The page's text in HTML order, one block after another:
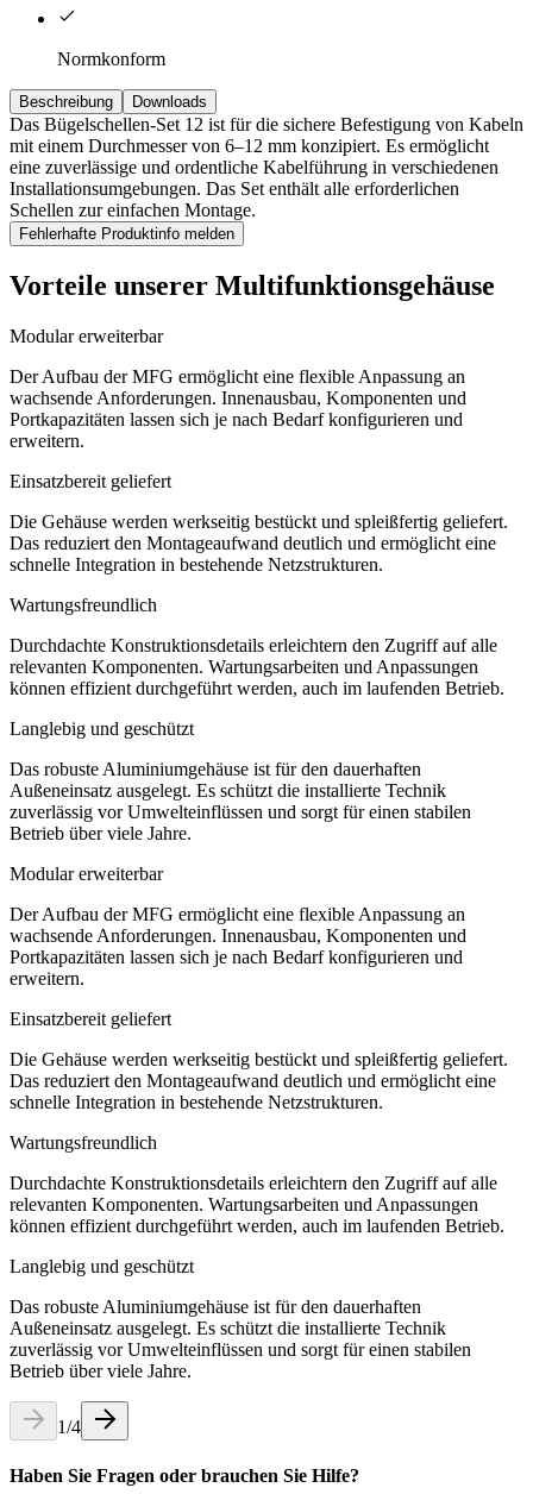
Normkonform
Beschreibung Downloads
Das Bügelschellen-Set 12 ist für die sichere Befestigung von Kabeln
mit einem Durchmesser von 6–12 mm konzipiert. Es ermöglicht
eine zuverlässige und ordentliche Kabelführung in verschiedenen
Installationsumgebungen. Das Set enthält alle erforderlichen
Schellen zur einfachen Montage.
Fehlerhafte Produktinfo melden
Vorteile unserer Multifunktionsgehäuse
Modular erweiterbar
Der Aufbau der MFG ermöglicht eine flexible Anpassung an
wachsende Anforderungen. Innenausbau, Komponenten und
Portkapazitäten lassen sich je nach Bedarf konfigurieren und
erweitern.
Einsatzbereit geliefert
Die Gehäuse werden werkseitig bestückt und spleißfertig geliefert.
Das reduziert den Montageaufwand deutlich und ermöglicht eine
schnelle Integration in bestehende Netzstrukturen.
Wartungsfreundlich
Durchdachte Konstruktionsdetails erleichtern den Zugriff auf alle
relevanten Komponenten. Wartungsarbeiten und Anpassungen
können effizient durchgeführt werden, auch im laufenden Betrieb.
Langlebig und geschützt
Das robuste Aluminiumgehäuse ist für den dauerhaften
Außeneinsatz ausgelegt. Es schützt die installierte Technik
zuverlässig vor Umwelteinflüssen und sorgt für einen stabilen
Betrieb über viele Jahre.
Modular erweiterbar
Der Aufbau der MFG ermöglicht eine flexible Anpassung an
wachsende Anforderungen. Innenausbau, Komponenten und
Portkapazitäten lassen sich je nach Bedarf konfigurieren und
erweitern.
Einsatzbereit geliefert
Die Gehäuse werden werkseitig bestückt und spleißfertig geliefert.
Das reduziert den Montageaufwand deutlich und ermöglicht eine
schnelle Integration in bestehende Netzstrukturen.
Wartungsfreundlich
Durchdachte Konstruktionsdetails erleichtern den Zugriff auf alle
relevanten Komponenten. Wartungsarbeiten und Anpassungen
können effizient durchgeführt werden, auch im laufenden Betrieb.
Langlebig und geschützt
Das robuste Aluminiumgehäuse ist für den dauerhaften
Außeneinsatz ausgelegt. Es schützt die installierte Technik
zuverlässig vor Umwelteinflüssen und sorgt für einen stabilen
Betrieb über viele Jahre.
1/4
Haben Sie Fragen oder brauchen Sie Hilfe?